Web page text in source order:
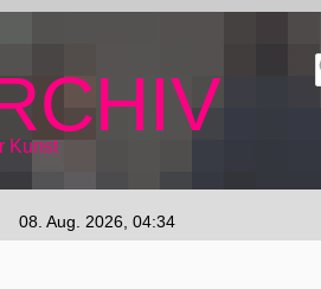
Kunst
08. Aug. 2026, 04:34